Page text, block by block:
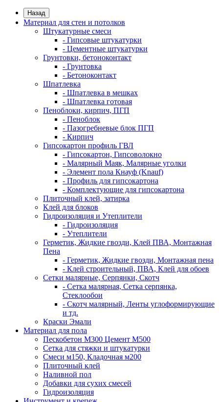
Назад
Материал для стен и потолков
Штукатурные смеси
- Гипсовые штукатурки
- Цементные штукатурки
Грунтовки, бетоноконтакт
- Грунтовка
- Бетоноконтакт
Шпатлевка
- Шпатлевка в мешках
- Шпатлевка готовая
Пеноблоки, кирпич, ПГП
- Пеноблок
- Пазогребневые блок ПГП
- Кирпич
Гипсокартон профиль ГВЛ
- Гипсокартон, Гипсоволокно
- Малярный Маяк, Малярные уголки
- Элемент пола Кнауф (Knauf)
- Профиль для гипсокартона
- Комплектующие для гипсокартона
Плиточный клей, затирка
Клей для блоков
Гидроизоляция и Утеплители
- Гидроизоляция
- Утеплители
Герметик, Жидкие гвозди, Клей ПВА, Монтажная
Пена
- Герметик, Жидкие гвозди, Монтажная пена
- Клей строительный, ПВА, Клей для обоев
Сетки малярные, Серпянки, Скотч
- Сетка малярная, Сетка серпянка,
Стеклообои
- Скотч малярный, Ленты углоформирующие
и тд.
Краски Эмали
Материал для пола
Пескобетон М300 Цемент М500
Сетка для стяжки и штукатурки
Смеси м150, Кладочная м200
Плиточный клей
Наливной пол
Добавки для сухих смесей
Гидроизоляция